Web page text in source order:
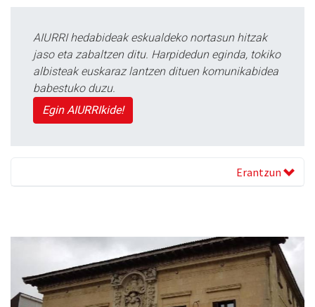
AIURRI hedabideak eskualdeko nortasun hitzak
jaso eta zabaltzen ditu. Harpidedun eginda, tokiko
albisteak euskaraz lantzen dituen komunikabidea
babestuko duzu.
Egin AIURRIkide!
Erantzun